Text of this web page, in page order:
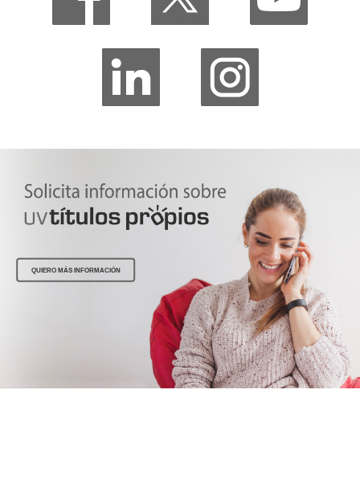
QUIERO MÁS INFORMACIÓN